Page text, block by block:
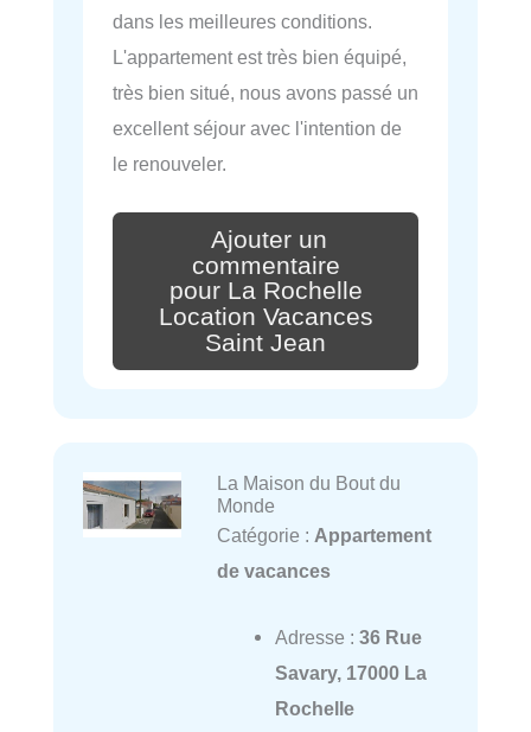
dans les meilleures conditions.
L'appartement est très bien équipé,
très bien situé, nous avons passé un
excellent séjour avec l'intention de
le renouveler.
Ajouter un
commentaire
pour La Rochelle
Location Vacances
Saint Jean
La Maison du Bout du
Monde
Catégorie : Appartement
de vacances
Adresse : 36 Rue
Savary, 17000 La
Rochelle